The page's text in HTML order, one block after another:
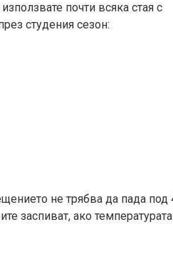
почти всяка стая с
студения сезон:
не трябва да пада под
заспиват, ако